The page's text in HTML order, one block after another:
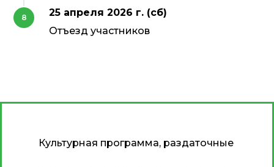
25 апреля 2026 г. (сб)
Отъезд участников
Культурная программа, раздаточные